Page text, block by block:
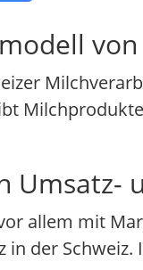
Umsatz-
allem mit
in der